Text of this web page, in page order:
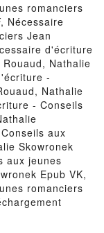
romanciers
Nécessaire
Jean
d'écriture
Nathalie
-
Nathalie
- Conseils
aux
Skowronek
aux jeunes
Epub VK,
romanciers